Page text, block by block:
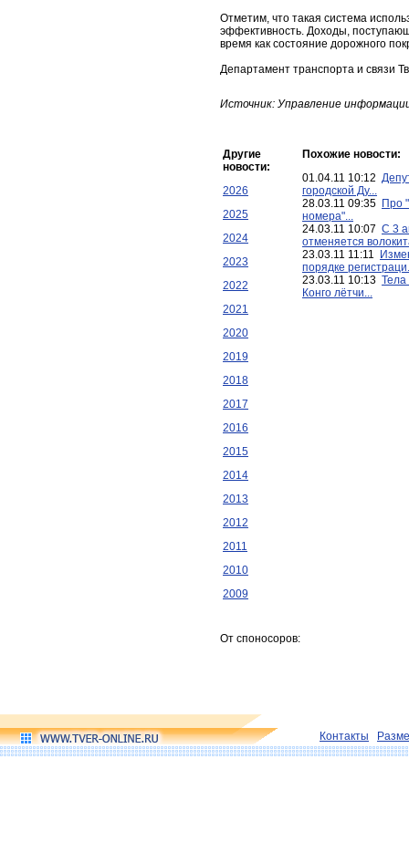
Отметим, что такая система
эффективность. Доходы,
время как состояние дорожного
Департамент транспорта и связи
Источник: Управление
Другие
новости:
2026
2025
2024
2023
2022
2021
2020
2019
2018
2017
2016
2015
2014
2013
2012
2011
2010
2009
Похожие новости:
01.04.11 10:12
городской Ду...
28.03.11 09:35 Про
номера"...
24.03.11 10:07 С 3
отменяется
23.03.11 11:11
порядке
23.03.11 10:13 Тела
Конго лётчи...
От споносоров:
Контакты